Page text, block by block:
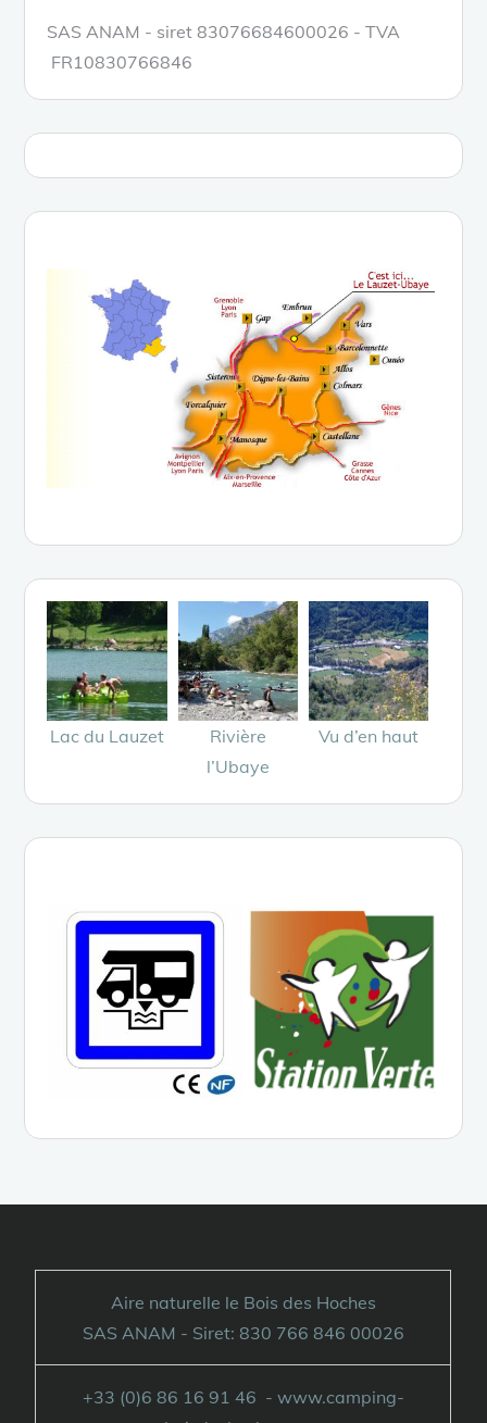
SAS ANAM - siret 83076684600026 - TVA
FR10830766846
Lac du Lauzet
Rivière
l’Ubaye
Vu d’en haut
Aire naturelle le Bois des Hoches
SAS ANAM - Siret: 830 766 846 00026
+33 (0)6 86 16 91 46 - www.camping-